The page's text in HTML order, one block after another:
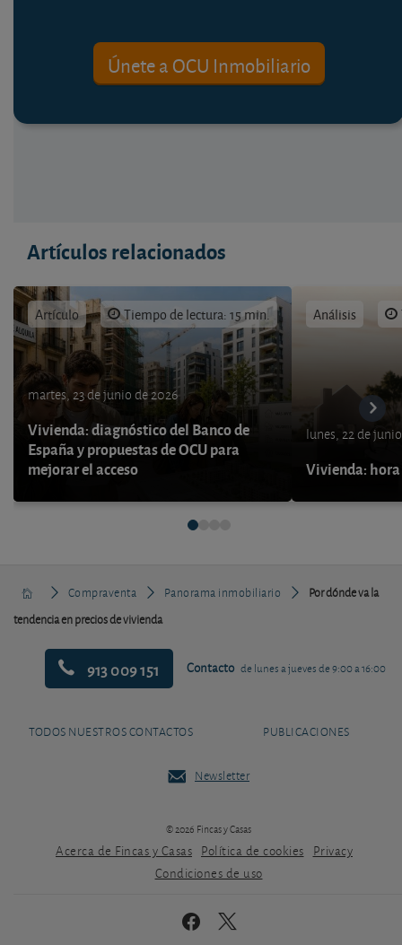
Únete a OCU Inmobiliario
Artículos relacionados
Artículo Tiempo de lectura: 15 min.
martes, 23 de junio de 2026
Vivienda: diagnóstico del Banco de
España y propuestas de OCU para
mejorar el acceso
Análisis
lunes, 22 de
Vivienda: hora
Compraventa Panorama inmobiliario
Por dónde va la
tendencia en precios de vivienda
913 009 151 Contacto de lunes a jueves de 9:00 a 16:00
TODOS NUESTROS CONTACTOS PUBLICACIONES
Newsletter
© 2026 Fincas y Casas
Acerca de Fincas y Casas Política de cookies
Privacy
Condiciones de uso